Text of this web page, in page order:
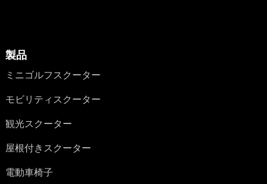
製品
ミニゴルフスクーター
モビリティスクーター
観光スクーター
屋根付きスクーター
電動車椅子